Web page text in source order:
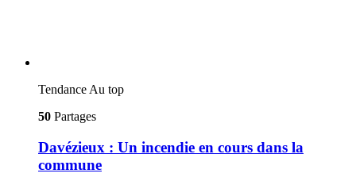
Tendance Au top
50 Partages
Davézieux : Un incendie en cours dans la
commune